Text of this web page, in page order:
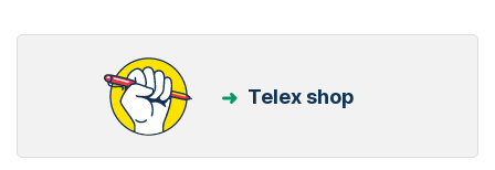
Telex shop